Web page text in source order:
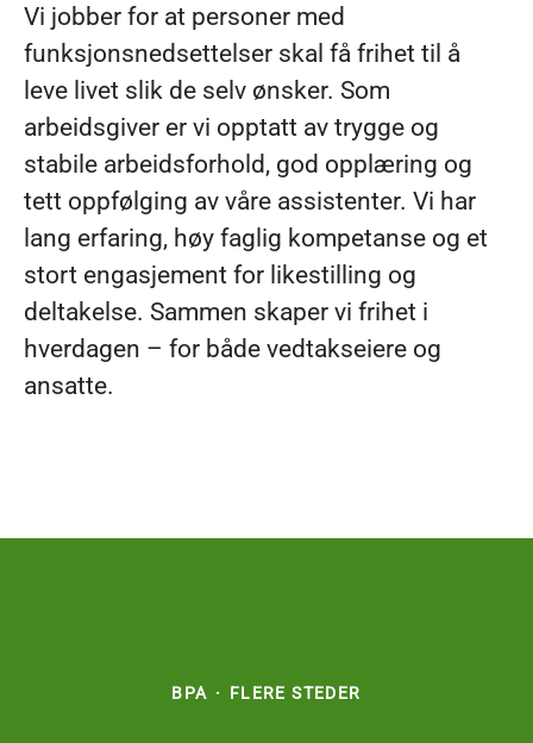
Vi jobber for at personer med
funksjonsnedsettelser skal få frihet til å
leve livet slik de selv ønsker. Som
arbeidsgiver er vi opptatt av trygge og
stabile arbeidsforhold, god opplæring og
tett oppfølging av våre assistenter. Vi har
lang erfaring, høy faglig kompetanse og et
stort engasjement for likestilling og
deltakelse. Sammen skaper vi frihet i
hverdagen – for både vedtakseiere og
ansatte.
BPA · FLERE STEDER